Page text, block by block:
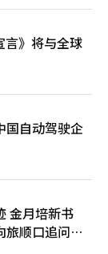
缩小差距。去年
预计今年也将持
翻译与编辑。
的通过也超出了
本报道经人工
家之所以能够维
有提高生产力的
企业上。 反
该得到保护，低
速度和现实，仅
群体设立的制
。更重要的是，
这笔费用将由谁
生存同样是重要
而是平衡感。最
些人中，不仅有
和个体经营者。
言》将与全球
国自动驾驶企
金月培新书
旅顺口追问历